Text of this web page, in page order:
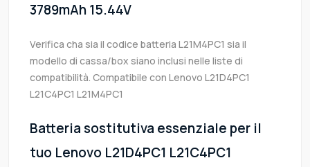
3789mAh 15.44V
Verifica cha sia il codice batteria L21M4PC1 sia il
modello di cassa/box siano inclusi nelle liste di
compatibilità. Compatibile con Lenovo L21D4PC1
L21C4PC1 L21M4PC1
Batteria sostitutiva essenziale per il
tuo Lenovo L21D4PC1 L21C4PC1